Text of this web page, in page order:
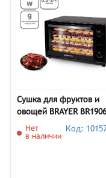
Сушка для фруктов и
овощей BRAYER BR1906
Нет
в наличии
Код: